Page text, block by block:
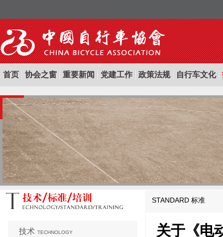
首页 协会之窗 重要新闻 党建工作 政策法规 自行车文化
技术 TECHNOLOGY
STANDARD 标准
关于《电